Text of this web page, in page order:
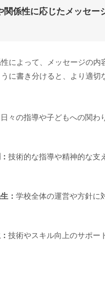
関係性に応じたメッセー
によって、メッセージの内
に書き分けると、より適切
日々の指導や子どもへの関わ
技術的な指導や精神的な支
： 学校全体の運営や方針に
技術やスキル向上のサポー